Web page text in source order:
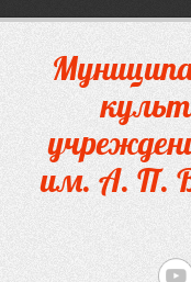
содержимому
им. А. П.